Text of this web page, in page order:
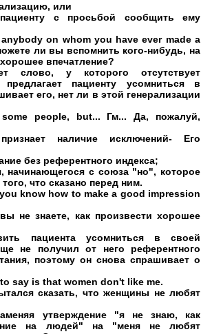
или
с просьбой сообщить ему
on whom you have ever made a
ли вы вспомнить кого-нибудь, на
впечатление?
слово, у которого отсутствует
пациенту усомниться в
его, нет ли в этой генерализации
people, but... Гм... Да, пожалуй,
наличие исключений- Его
без референтного индекса;
начинающегося с союза "но", которое
что сказано перед ним.
know how to make a good impression
не знаете, как произвести хорошее
пациента усомниться в своей
не получил от него референтного
поэтому он снова спрашивает о
say is that women don't like me.
сказать, что женщины не любят
утверждение "я не знаю, как
на людей" на "меня не любят